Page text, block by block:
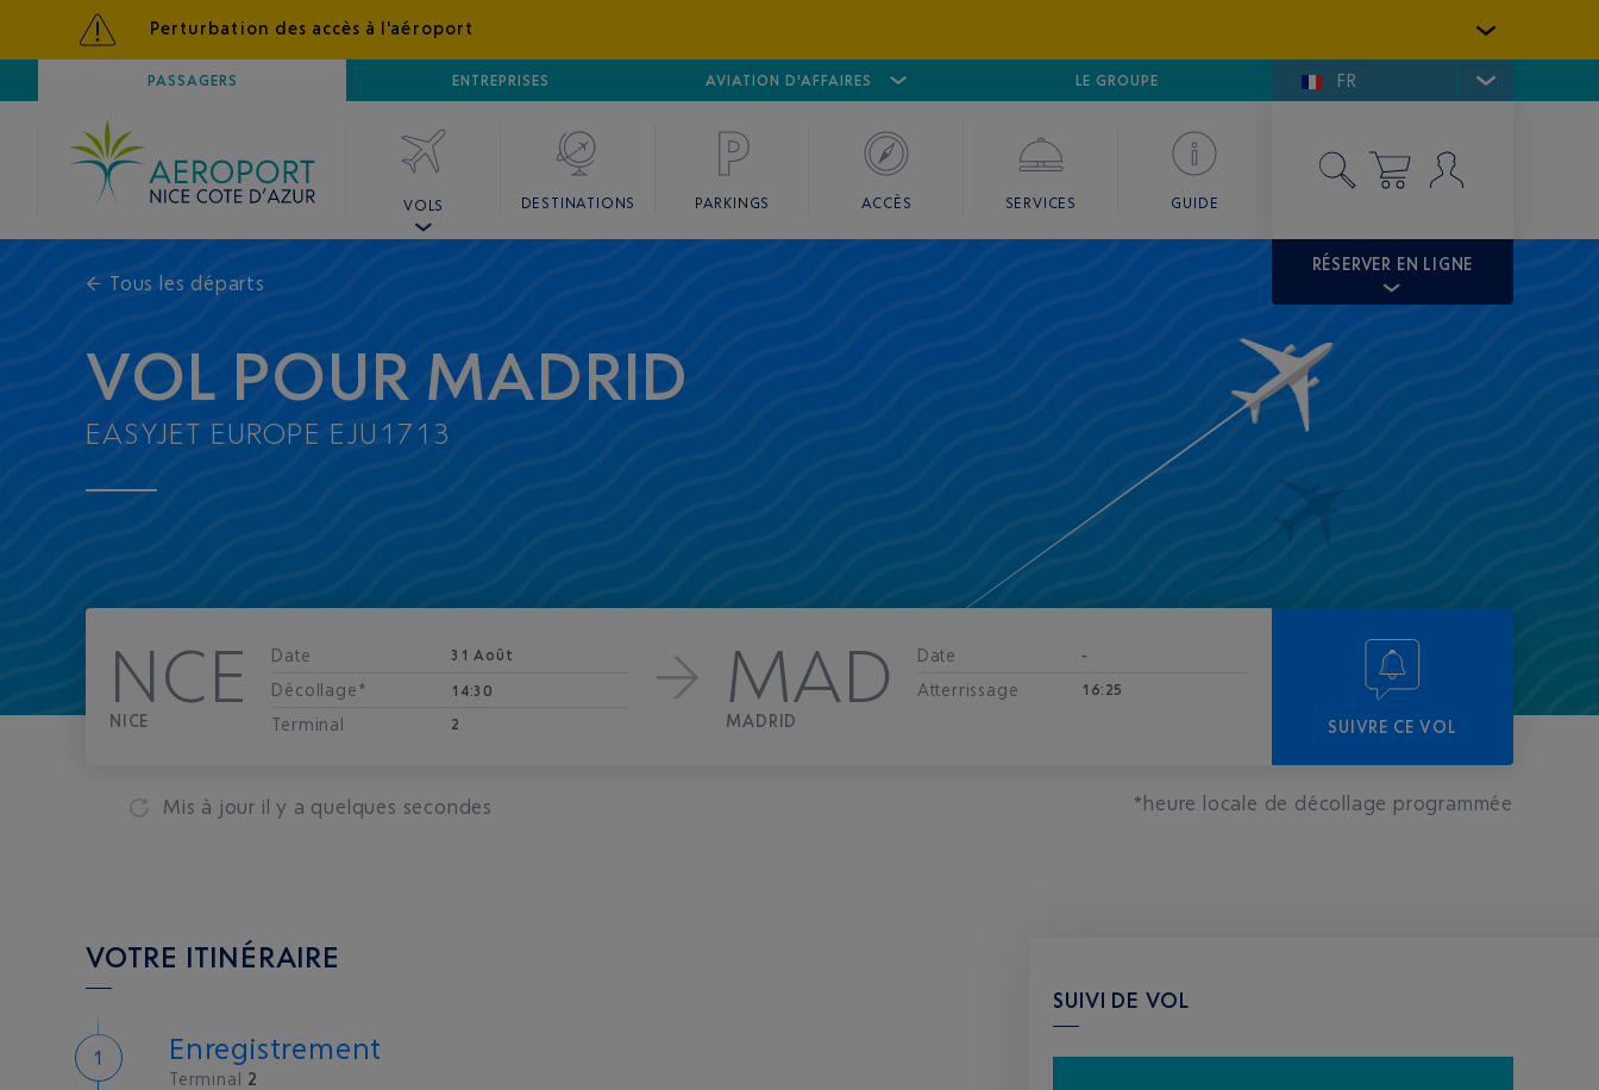
Perturbation des accès à l'aéroport
PASSAGERS ENTREPRISES AVIATION D'AFFAIRES
AÉROPORTNICE CÔTE D'AZUR AÉROPORT CANNES MANDELIEU GOLFE DE SAINT-TROPEZ
LE GROUPE FR
VOLS DESTINATIONS PARKINGS ACCÈS SERVICES GUIDE
RÉSERVER EN LIGNE
← Tous les départs
VOL POUR MADRID
EASYJET EUROPE EJU1713
NCE
NICE
Date 31 Août
Décollage* 14:30
Terminal 2
MAD
MADRID
Date -
Atterrissage 16:25
SUIVRE CE VOL
Mis à jour il y a quelques secondes *heure locale de décollage programmée
VOTRE ITINÉRAIRE
Enregistrement
Terminal 2
SUIVI DE VOL